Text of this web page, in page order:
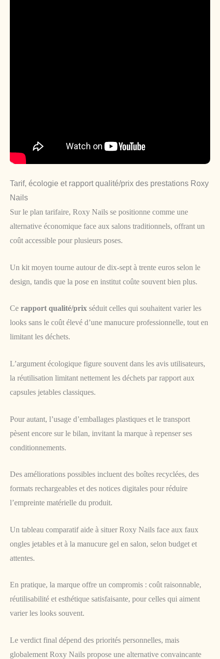
Tarif, écologie et rapport qualité/prix des prestations Roxy
Nails
Sur le plan tarifaire, Roxy Nails se positionne comme une
alternative économique face aux salons traditionnels, offrant un
coût accessible pour plusieurs poses.
Un kit moyen tourne autour de dix-sept à trente euros selon le
design, tandis que la pose en institut coûte souvent bien plus.
Ce rapport qualité/prix séduit celles qui souhaitent varier les
looks sans le coût élevé d’une manucure professionnelle, tout en
limitant les déchets.
L’argument écologique figure souvent dans les avis utilisateurs,
la réutilisation limitant nettement les déchets par rapport aux
capsules jetables classiques.
Pour autant, l’usage d’emballages plastiques et le transport
pèsent encore sur le bilan, invitant la marque à repenser ses
conditionnements.
Des améliorations possibles incluent des boîtes recyclées, des
formats rechargeables et des notices digitales pour réduire
l’empreinte matérielle du produit.
Un tableau comparatif aide à situer Roxy Nails face aux faux
ongles jetables et à la manucure gel en salon, selon budget et
attentes.
En pratique, la marque offre un compromis : coût raisonnable,
réutilisabilité et esthétique satisfaisante, pour celles qui aiment
varier les looks souvent.
Le verdict final dépend des priorités personnelles, mais
globalement Roxy Nails propose une alternative convaincante